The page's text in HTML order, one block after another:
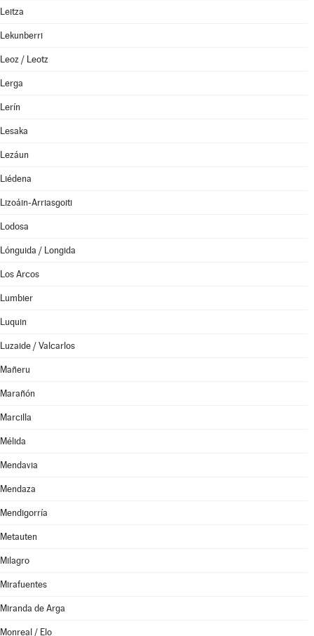
Leitza
Lekunberri
Leoz / Leotz
Lerga
Lerín
Lesaka
Lezáun
Liédena
Lizoáin-Arriasgoiti
Lodosa
Lónguida / Longida
Los Arcos
Lumbier
Luquin
Luzaide / Valcarlos
Mañeru
Marañón
Marcilla
Mélida
Mendavia
Mendaza
Mendigorría
Metauten
Milagro
Mirafuentes
Miranda de Arga
Monreal / Elo